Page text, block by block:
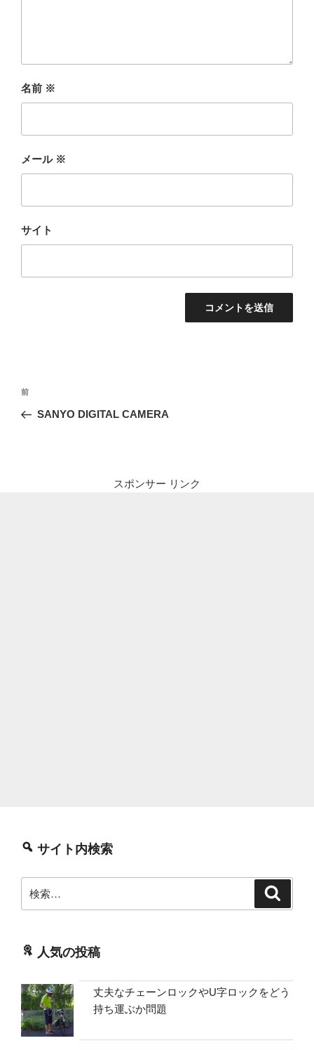
名前 ※
メール ※
サイト
投
ナ
前
の
前
SANYO DIGITAL CAMERA
スポンサー リンク
サイト内検索
索:
人気の投稿
丈夫なチェーンロックやU字ロックをどう
持ち運ぶか問題